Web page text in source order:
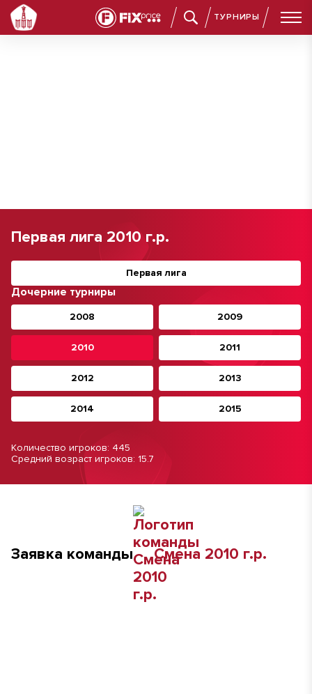
ТУРНИРЫ
Первая лига 2010 г.р.
Первая лига
Дочерние турниры
2008 2009
2010 2011
2012 2013
2014 2015
Количество игроков: 445
Средний возраст игроков: 15.7
Заявка команды Смена 2010 г.р.